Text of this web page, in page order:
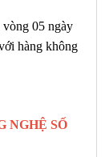
vòng 05 ngày
hàng không
NGHỆ SỐ